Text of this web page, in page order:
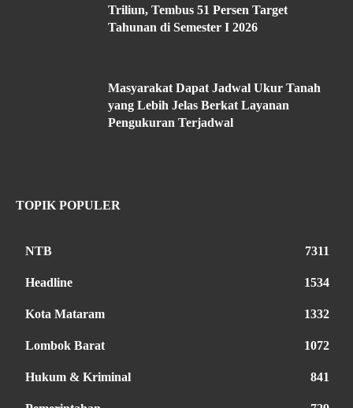
Triliun, Tembus 51 Persen Target
Tahunan di Semester I 2026
Masyarakat Dapat Jadwal Ukur Tanah
yang Lebih Jelas Berkat Layanan
Pengukuran Terjadwal
TOPIK POPULER
NTB 7311
Headline 1534
Kota Mataram 1332
Lombok Barat 1072
Hukum & Kriminal 841